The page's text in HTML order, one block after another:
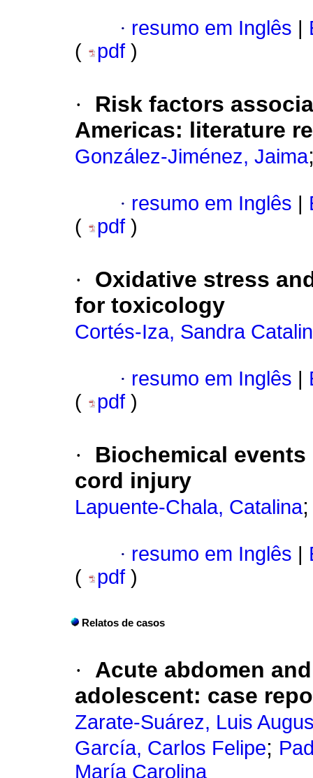
· resumo em Inglês
(
pdf )
·
Risk factors
Americas: literature
González-Jiménez, Jaima
· resumo em Inglês
(
pdf )
·
Oxidative stress
for toxicology
Cortés-Iza, Sandra
· resumo em Inglês
(
pdf )
·
Biochemical
cord injury
Lapuente-Chala, Catalina
· resumo em Inglês
(
pdf )
Relatos de casos
·
Acute abdomen
adolescent: case
Zarate-Suárez, Luis
García, Carlos Felipe;
María Carolina